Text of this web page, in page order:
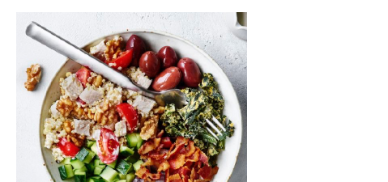
ケール、雑穀、りんごのサラダに、
ローストくるみ入りビネグレットが
香ばしさとコクをプラス。くるみと
りんごの食感が楽しい、満足サラダ
です♪